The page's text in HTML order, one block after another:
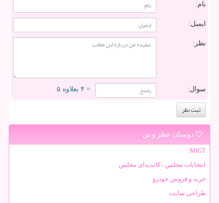
نام:
ایمیل:
نظر:
سوال: = ۴ بعلاوه ۵
دوستان عطر و تن
MIGT
انتخابات مجلس ، کاندیدای مجلس
خرید و فروش خودرو
طراحی سایت